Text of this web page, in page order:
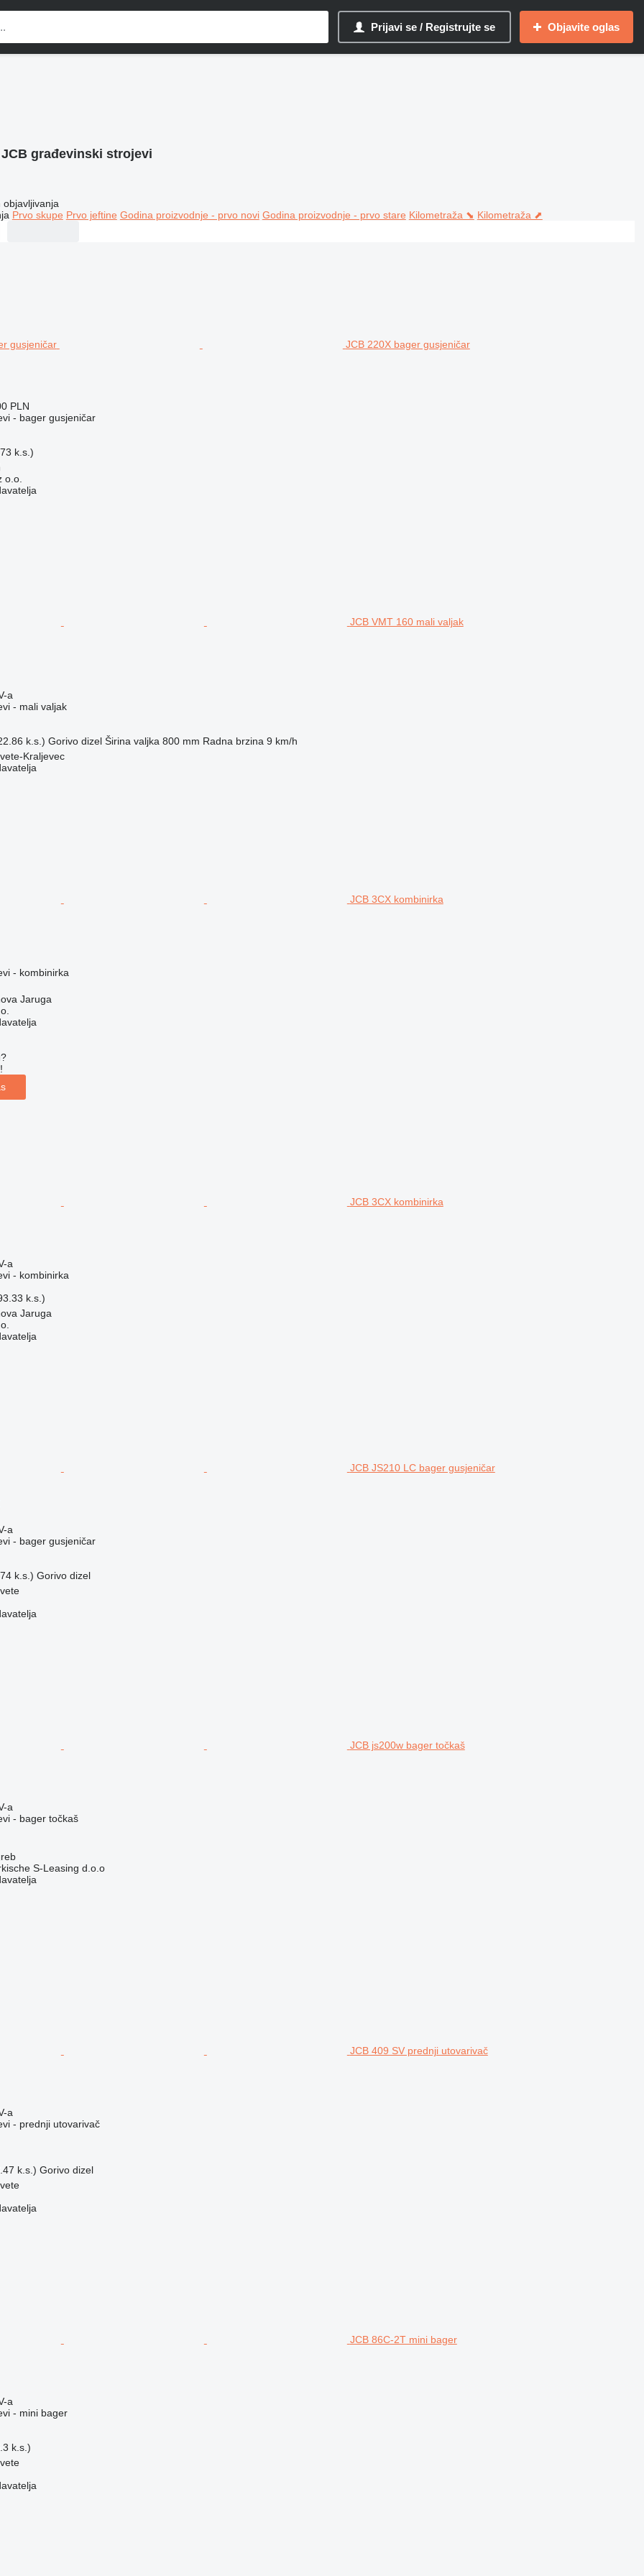
Prijavi se / Registrujte se Objavite oglas
JCB građevinski strojevi
objavljivanja
Prvo skupe Prvo jeftine Godina proizvodnje - prvo novi Godina proizvodnje - prvo stare Kilometraža ⬊ Kilometraža ⬈
JCB 220X bager gusjeničar
PLN
- bager gusjeničar
k.s.)
o.o.
JCB VMT 160 mali valjak
a
- mali valjak
k.s.) Gorivo dizel Širina valjka 800 mm Radna brzina 9 km/h
Kraljevec
JCB 3CX kombinirka
- kombinirka
Jaruga
JCB 3CX kombinirka
a
- kombinirka
k.s.)
Jaruga
JCB JS210 LC bager gusjeničar
a
- bager gusjeničar
k.s.) Gorivo dizel
JCB js200w bager točkaš
a
- bager točkaš
S-Leasing d.o.o
JCB 409 SV prednji utovarivač
a
- prednji utovarivač
k.s.) Gorivo dizel
JCB 86C-2T mini bager
a
- mini bager
k.s.)